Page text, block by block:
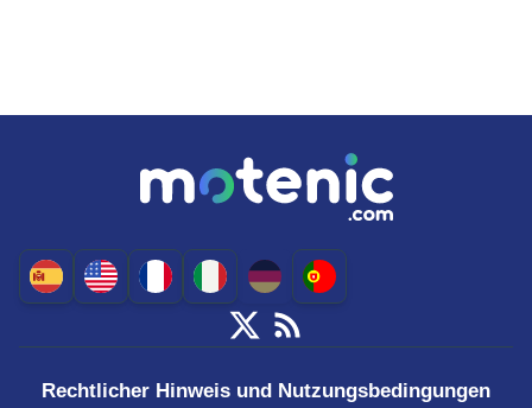
Rechtlicher Hinweis und Nutzungsbedingungen